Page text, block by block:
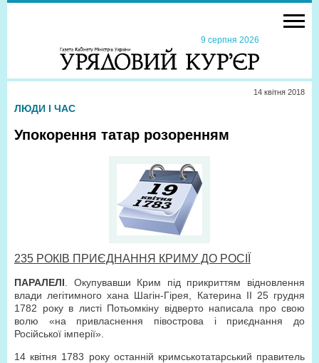
9 серпня 2026
14 квiтня 2018
ЛЮДИ І ЧАС
Упокорення татар розоренням
235 РОКІВ ПРИЄДНАННЯ КРИМУ ДО РОСІЇ
ПАРАЛЕЛІ . Окупувавши Крим під прикриттям відновлення
влади легітимного хана Шагін-Гірея, Катерина ІІ 25 грудня
1782 року в листі Потьомкіну відверто написала про свою
волю «на привласнення півострова і приєднання до
Російської імперії».
14 квітня 1783 року останній кримськотатарський правитель